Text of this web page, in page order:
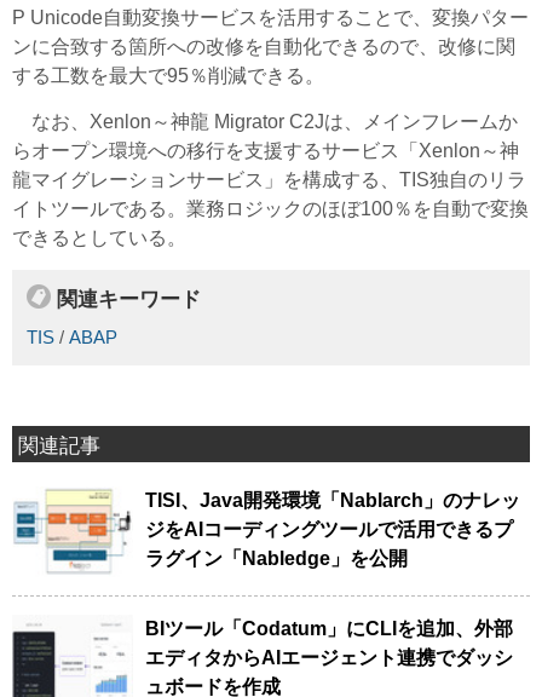
P Unicode自動変換サービスを活用することで、変換パター
ンに合致する箇所への改修を自動化できるので、改修に関
する工数を最大で95％削減できる。
なお、Xenlon～神龍 Migrator C2Jは、メインフレームか
らオープン環境への移行を支援するサービス「Xenlon～神
龍マイグレーションサービス」を構成する、TIS独自のリラ
イトツールである。業務ロジックのほぼ100％を自動で変換
できるとしている。
関連キーワード
TIS / ABAP
関連記事
TISI、Java開発環境「Nablarch」のナレッ
ジをAIコーディングツールで活用できるプ
ラグイン「Nabledge」を公開
BIツール「Codatum」にCLIを追加、外部
エディタからAIエージェント連携でダッシ
ュボードを作成